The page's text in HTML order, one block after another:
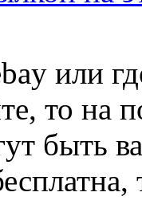
или
то на
быть